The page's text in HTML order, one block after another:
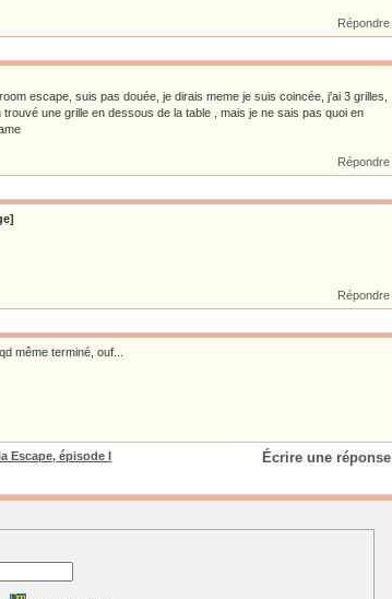
Répondre
escape, suis pas douée, je dirais meme je suis coincée, j'ai 3 grilles,
une grille en dessous de la table , mais je ne sais pas quoi en
Répondre
Répondre
même terminé, ouf...
Écrire une réponse
Escape, épisode I